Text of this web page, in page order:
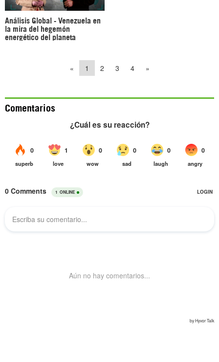
Análisis Global - Venezuela en
la mira del hegemón
energético del planeta
« 1 2 3 4 »
Comentarios